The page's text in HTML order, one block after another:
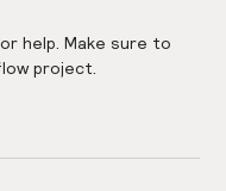
help. Make sure to
project.